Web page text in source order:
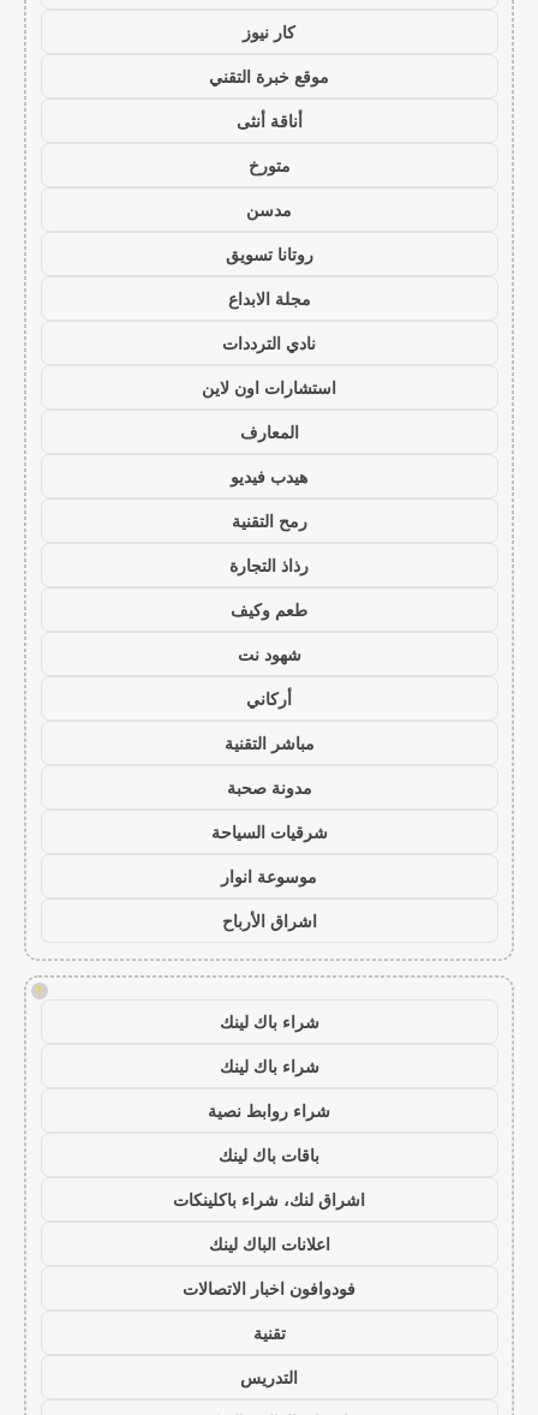
كار نيوز
موقع خبرة التقني
أناقة أنثى
متورخ
مدسن
روتانا تسويق
مجلة الابداع
نادي الترددات
استشارات اون لاين
المعارف
هيدب فيديو
رمح التقنية
رذاذ التجارة
طعم وكيف
شهود نت
أركاني
مباشر التقنية
مدونة صحبة
شرقيات السياحة
موسوعة انوار
اشراق الأرباح
!
شراء باك لينك
شراء باك لينك
شراء روابط نصية
باقات باك لينك
اشراق لنك، شراء باكلينكات
اعلانات الباك لينك
فودوافون اخبار الاتصالات
تقنية
التدريس